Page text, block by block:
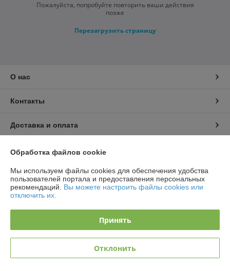
Пожалуйста, попробуйте повторить ваши действия
позже
Перезагрузить страницу
О нас
Контакты
Доставка и оплата
График работы
Полная версия сайта
Политика обработки cookies
Сайт создан на платформе undefined
Обработка файлов cookie
Мы используем файлы cookies для обеспечения удобства
пользователей портала и предоставления персональных
рекомендаций. Вы можете настроить файлы cookies или
отключить их.
Принять
Отклонить